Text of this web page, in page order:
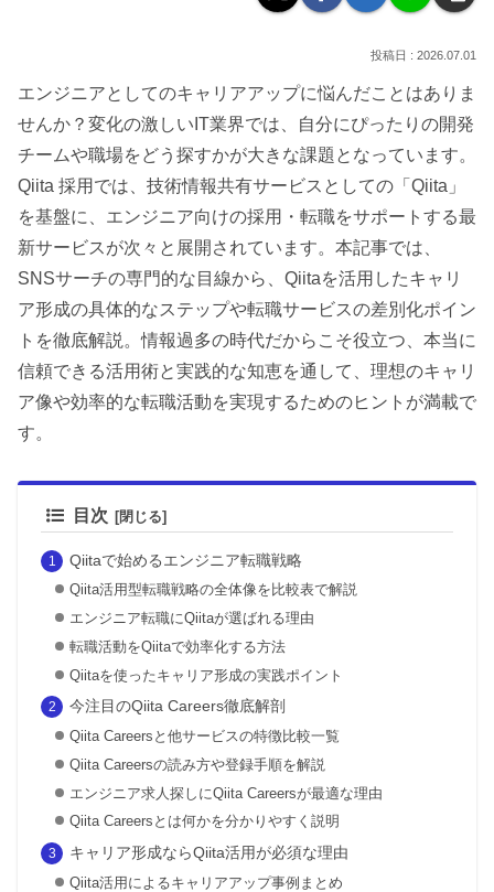
2026.07.01
エンジニアとしてのキャリアアップに悩んだことはありま
せんか？変化の激しいIT業界では、自分にぴったりの開発
チームや職場をどう探すかが大きな課題となっています。
Qiita 採用では、技術情報共有サービスとしての「Qiita」
を基盤に、エンジニア向けの採用・転職をサポートする最
新サービスが次々と展開されています。本記事では、
SNSサーチの専門的な目線から、Qiitaを活用したキャリ
ア形成の具体的なステップや転職サービスの差別化ポイン
トを徹底解説。情報過多の時代だからこそ役立つ、本当に
信頼できる活用術と実践的な知恵を通して、理想のキャリ
ア像や効率的な転職活動を実現するためのヒントが満載で
す。
目次
Qiitaで始めるエンジニア転職戦略
Qiita活用型転職戦略の全体像を比較表で解説
エンジニア転職にQiitaが選ばれる理由
転職活動をQiitaで効率化する方法
Qiitaを使ったキャリア形成の実践ポイント
今注目のQiita Careers徹底解剖
Qiita Careersと他サービスの特徴比較一覧
Qiita Careersの読み方や登録手順を解説
エンジニア求人探しにQiita Careersが最適な理由
Qiita Careersとは何かを分かりやすく説明
キャリア形成ならQiita活用が必須な理由
Qiita活用によるキャリアアップ事例まとめ